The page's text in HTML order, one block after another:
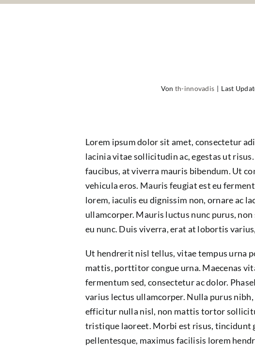
Von th-innovadis | Last
Lorem ipsum dolor sit amet, consectetur
lacinia vitae sollicitudin ac, egestas ut
faucibus, at viverra mauris bibendum. Ut
vehicula eros. Mauris feugiat est eu
lorem, iaculis eu dignissim non, ornare ac
ullamcorper. Mauris luctus nunc purus,
eu nunc. Duis viverra, erat at lobortis
Ut hendrerit nisl tellus, vitae tempus urna
mattis, porttitor congue urna. Maecenas
fermentum sed, consectetur ac dolor.
varius lectus ullamcorper. Nulla purus
efficitur nulla nisl, non mattis tortor
tristique laoreet. Morbi est risus, tincidunt
pellentesque, maximus facilisis lorem